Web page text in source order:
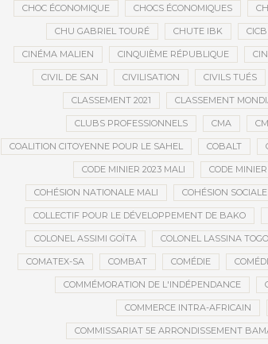
CHOC ÉCONOMIQUE CHOCS ÉCONOMIQUES
CHU GABRIEL TOURÉ CHUTE IBK CICB
CINÉMA MALIEN CINQUIÈME RÉPUBLIQUE
CIVIL DE SAN CIVILISATION CIVILS TUÉS
CLASSEMENT 2021 CLASSEMENT
CLUBS PROFESSIONNELS CMA
COALITION CITOYENNE POUR LE SAHEL COBALT
CODE MINIER 2023 MALI CODE
COHÉSION NATIONALE MALI COHÉSION SOCIALE
COLLECTIF POUR LE DÉVELOPPEMENT DE BAKO
COLONEL ASSIMI GOÏTA COLONEL LASSINA
COMATEX-SA COMBAT COMÉDIE
COMMÉMORATION DE L'INDÉPENDANCE
COMMERCE INTRA-AFRICAIN
COMMISSARIAT 5E ARRONDISSEMENT